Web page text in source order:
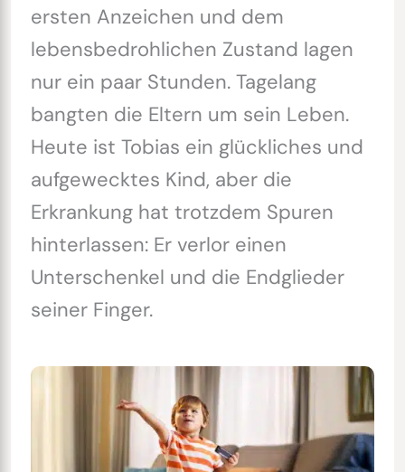
ersten Anzeichen und dem
lebensbedrohlichen Zustand lagen
nur ein paar Stunden. Tagelang
bangten die Eltern um sein Leben.
Heute ist Tobias ein glückliches und
aufgewecktes Kind, aber die
Erkrankung hat trotzdem Spuren
hinterlassen: Er verlor einen
Unterschenkel und die Endglieder
seiner Finger.